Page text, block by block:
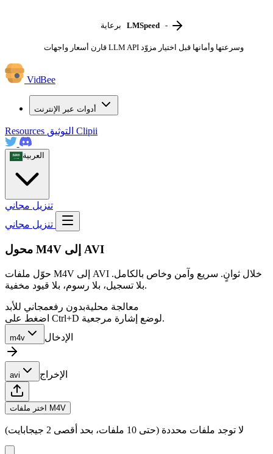
برعاية LMSpeed -
قارن أسعار واجهات LLM API وسرعتها وأمانها قبل اختيار مزوّد
VidBee
أدوات عبر الإنترنت
Resources Clipii
العربية
تنزيل مجاني
محول M4V إلى AVI
حوّل ملفات M4V إلى AVI خلال ثوانٍ. سريع وآمن وخاص بالكامل.
بلا تسجيل، بلا رسوم، بلا قيود مخفية.
معالجة محليةبدون رفعمجاني للأبد
اضغط على Ctrl+D لوضع إشارة مرجعية.
m4v الإدخال
avi الإخراج
اختر ملفات M4V
لا توجد ملفات محددة (حتى 10 ملفات، بحد أقصى 2 جيجابايت)